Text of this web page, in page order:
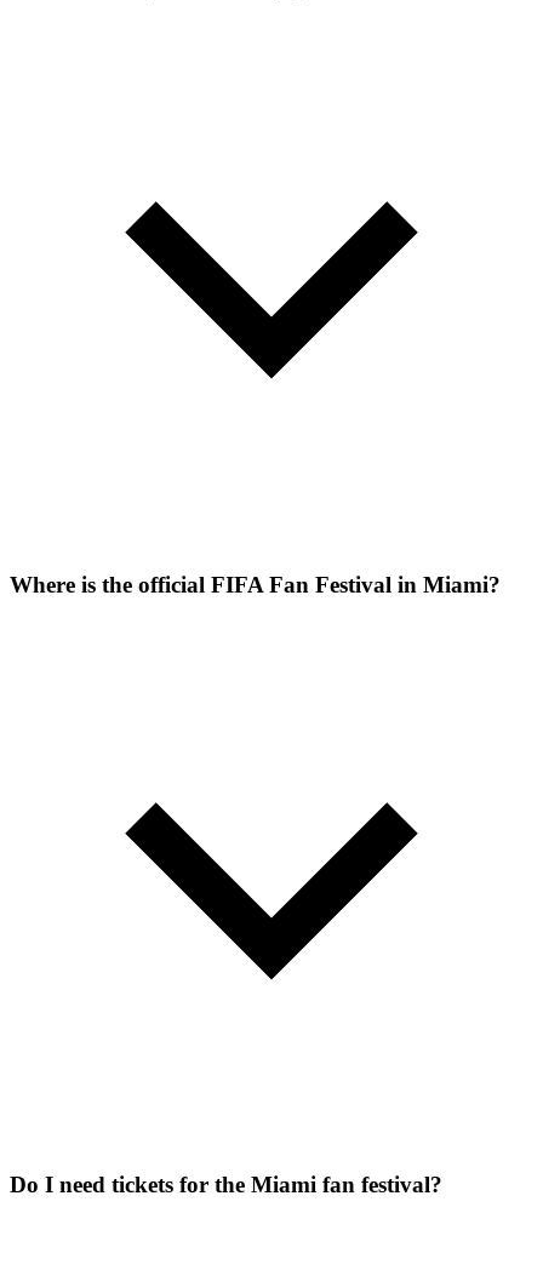
Where is the official FIFA Fan Festival in Miami?
Do I need tickets for the Miami fan festival?